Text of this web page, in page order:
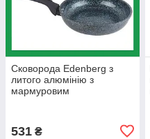
Сковорода Edenberg з
литого алюмінію з
мармуровим
531 ₴